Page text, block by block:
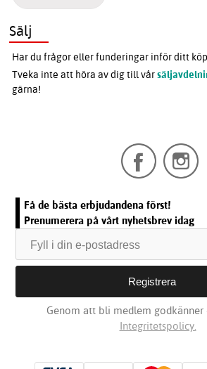
Sälj
Har du frågor eller funderingar inför ditt
Tveka inte att höra av dig till vår
gärna!
Få de bästa erbjudandena först!
Prenumerera på vårt nyhetsbrev idag
Genom att bli medlem godkänner
Integritetspolicy.